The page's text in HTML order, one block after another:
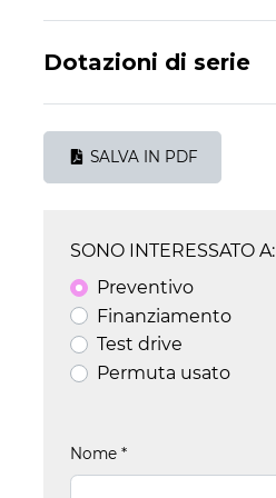
Dotazioni di serie
SALVA IN PDF
SONO INTERESSATO A:
Preventivo
Finanziamento
Test drive
Permuta usato
Nome *